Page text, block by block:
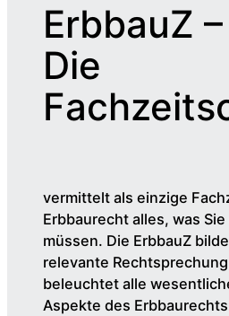
ErbbauZ –
Die
vermittelt als einzige
Erbbaurecht alles, was
müssen. Die ErbbauZ
relevante
beleuchtet alle
Aspekte des